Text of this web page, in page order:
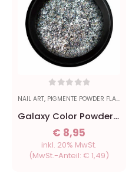
NAIL ART, PIGMENTE POWDER FLAKES
Galaxy Color Powder -
Weiß
€ 8,95
inkl. 20% MwSt.
(MwSt.-Anteil: € 1,49)